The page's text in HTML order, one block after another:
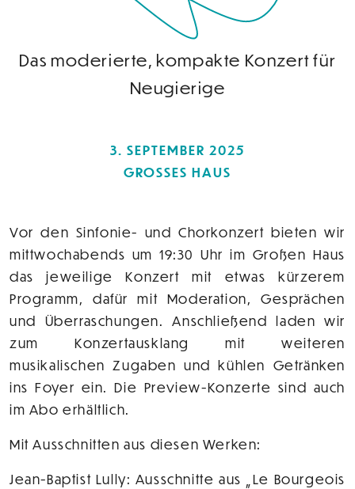
Das moderierte, kompakte Konzert für
Neugierige
3. SEPTEMBER 2025
GROSSES HAUS
Vor den Sinfonie- und Chorkonzert bieten wir
mittwochabends um 19:30 Uhr im Großen Haus
das jeweilige Konzert mit etwas kürzerem
Programm, dafür mit Moderation, Gesprächen
und Überraschungen. Anschließend laden wir
zum Konzertausklang mit weiteren
musikalischen Zugaben und kühlen Getränken
ins Foyer ein. Die Preview-Konzerte sind auch
im Abo erhältlich.
Mit Ausschnitten aus diesen Werken:
Jean-Baptist Lully: Ausschnitte aus „Le Bourgeois